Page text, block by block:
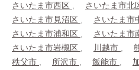
さいたま市西区 さいたま市北
さいたま市見沼区
さいたま市
さいたま市浦和区
さいたま市
さいたま市岩槻区
川越市
秩父市
所沢市 飯能市